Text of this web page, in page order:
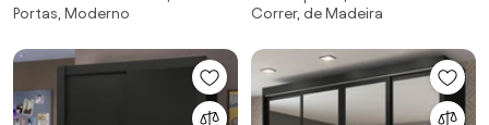
Cor:Preto
Portas, Moderno
Espelho Rustic/Branco
Correr, de Madeira